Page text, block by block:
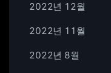
2022년 12월
2022년 11월
2022년 8월